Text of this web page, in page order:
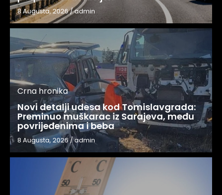
8 Augusta, 2026/admin
Crna hronika
Novi detalji udesa kod Tomislavgrada:
Preminuo muškarac iz Sarajeva, među
povrijeđenima i beba
8 Augusta, 2026/admin